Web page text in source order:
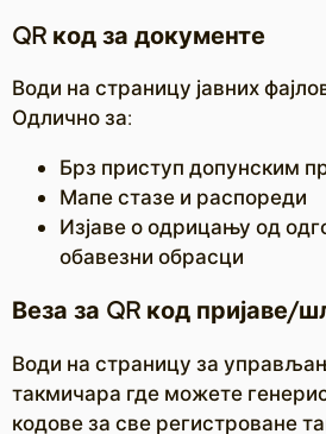
QR код за документе
Води на страницу јавних
Одлично за:
Брз приступ допунским
Мапе стазе и распореди
Изјаве о одрицању од
обавезни обрасци
Веза за QR код пријаве/
Води на страницу за
такмичара где можете
кодове за све регистроване